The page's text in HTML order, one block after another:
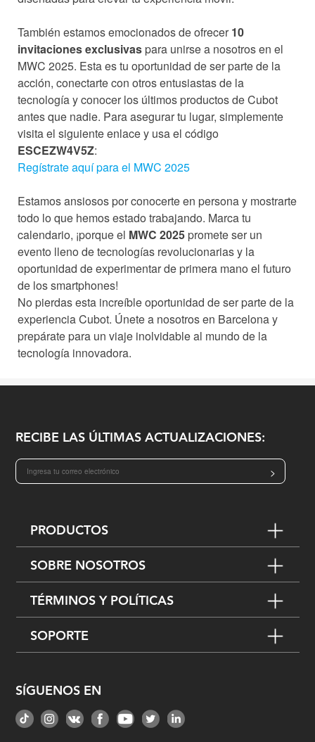
También estamos emocionados de ofrecer 10
invitaciones exclusivas para unirse a nosotros en el
MWC 2025. Esta es tu oportunidad de ser parte de la
acción, conectarte con otros entusiastas de la
tecnología y conocer los últimos productos de Cubot
antes que nadie. Para asegurar tu lugar, simplemente
visita el siguiente enlace y usa el código
ESCEZW4V5Z:
Regístrate aquí para el MWC 2025
Estamos ansiosos por conocerte en persona y mostrarte
todo lo que hemos estado trabajando. Marca tu
calendario, ¡porque el MWC 2025 promete ser un
evento lleno de tecnologías revolucionarias y la
oportunidad de experimentar de primera mano el futuro
de los smartphones!
No pierdas esta increíble oportunidad de ser parte de la
experiencia Cubot. Únete a nosotros en Barcelona y
prepárate para un viaje inolvidable al mundo de la
tecnología innovadora.
RECIBE LAS ÚLTIMAS ACTUALIZACIONES:
>
PRODUCTOS
SOBRE NOSOTROS
TÉRMINOS Y POLÍTICAS
SOPORTE
SÍGUENOS EN